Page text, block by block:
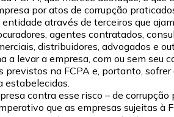
por atos de corrupção
através de terceiros que
agentes contratados,
distribuidores, advogados e
a levar a empresa, com ou sem seu
previstos na FCPA e, portanto, sofrer
estabelecidas.
contra esse risco – de corrupção
que as empresas sujeitas à